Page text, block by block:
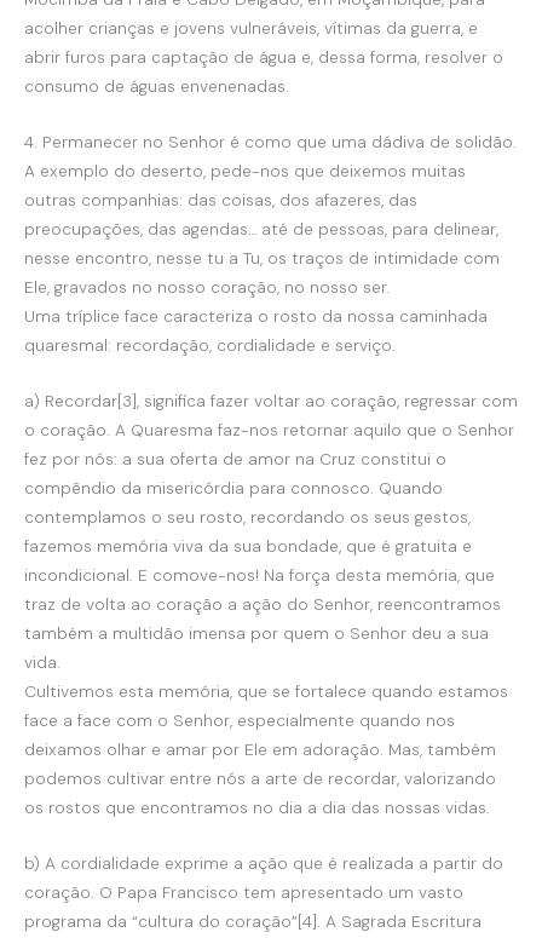
acolher crianças e jovens vulneráveis, vítimas da guerra, e
abrir furos para captação de água e, dessa forma, resolver o
consumo de águas envenenadas.
4. Permanecer no Senhor é como que uma dádiva de solidão.
A exemplo do deserto, pede-nos que deixemos muitas
outras companhias: das coisas, dos afazeres, das
preocupações, das agendas… até de pessoas, para delinear,
nesse encontro, nesse tu a Tu, os traços de intimidade com
Ele, gravados no nosso coração, no nosso ser.
Uma tríplice face caracteriza o rosto da nossa caminhada
quaresmal: recordação, cordialidade e serviço.
a) Recordar[3], significa fazer voltar ao coração, regressar com
o coração. A Quaresma faz-nos retornar aquilo que o Senhor
fez por nós: a sua oferta de amor na Cruz constitui o
compêndio da misericórdia para connosco. Quando
contemplamos o seu rosto, recordando os seus gestos,
fazemos memória viva da sua bondade, que é gratuita e
incondicional. E comove-nos! Na força desta memória, que
traz de volta ao coração a ação do Senhor, reencontramos
também a multidão imensa por quem o Senhor deu a sua
vida.
Cultivemos esta memória, que se fortalece quando estamos
face a face com o Senhor, especialmente quando nos
deixamos olhar e amar por Ele em adoração. Mas, também
podemos cultivar entre nós a arte de recordar, valorizando
os rostos que encontramos no dia a dia das nossas vidas.
b) A cordialidade exprime a ação que é realizada a partir do
coração. O Papa Francisco tem apresentado um vasto
programa da “cultura do coração”[4]. A Sagrada Escritura